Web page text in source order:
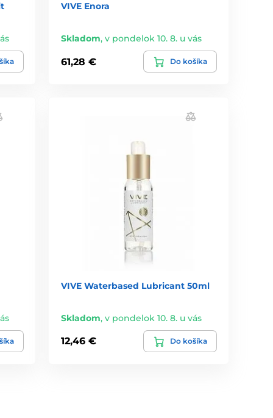
VIVE Enora
Skladom,v pondelok 10. 8. u vás
61,28 € Do košíka
VIVE Waterbased Lubricant 50ml
Skladom,v pondelok 10. 8. u vás
12,46 € Do košíka